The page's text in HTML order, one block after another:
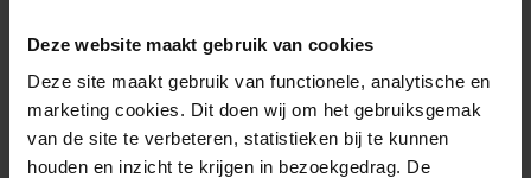
Deze website maakt gebruik van cookies
Deze site maakt gebruik van functionele, analytische en
marketing cookies. Dit doen wij om het gebruiksgemak
van de site te verbeteren, statistieken bij te kunnen
houden en inzicht te krijgen in bezoekgedrag. De